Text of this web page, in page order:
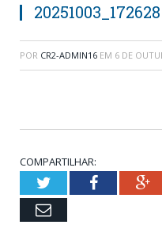
20251003_172628
POR CR2-ADMIN16 EM 6 DE
COMPARTILHAR:
TwitterFacebook
Email